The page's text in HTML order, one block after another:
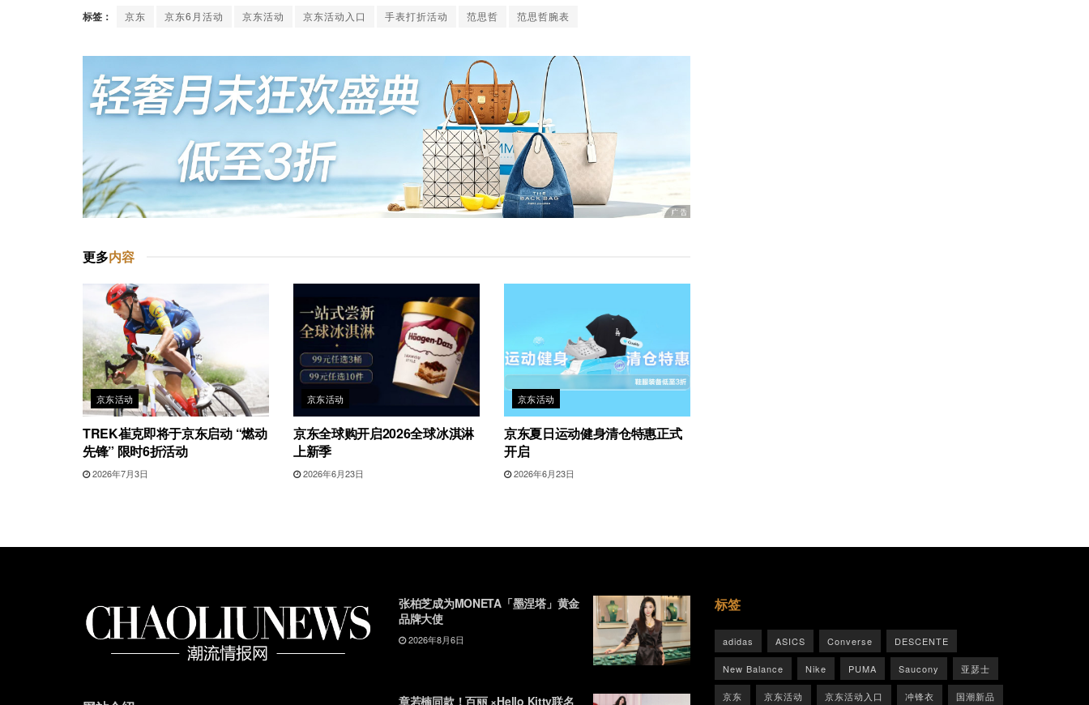
标签： 京东 京东6月活动 京东活动 京东活动入口 手表打折活动 范思哲 范思哲腕表
更多内容
京东活动
TREK崔克即将于京东启动 “燃动
先锋” 限时6折活动
2026年7月3日
京东活动
京东全球购开启2026全球冰淇淋
上新季
2026年6月23日
京东活动
京东夏日运动健身清仓特惠正式
开启
2026年6月23日
张柏芝成为MONETA「墨涅塔」黄金
品牌大使
2026年8月6日
章若楠同款！百丽 ×Hello Kitty联名
标签
adidas ASICS Converse DESCENTE
New Balance Nike PUMA Saucony 亚瑟士
京东 京东活动 京东活动入口 冲锋衣 国潮新品